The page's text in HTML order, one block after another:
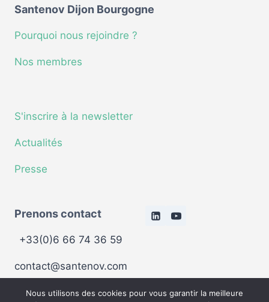
Santenov Dijon Bourgogne
Pourquoi nous rejoindre ?
Nos membres
S'inscrire à la newsletter
Actualités
Presse
Prenons contact
+33(0)6 66 74 36 59
contact@santenov.com
Nous utilisons des cookies pour vous garantir la meilleure